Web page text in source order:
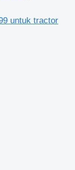
untuk tractor